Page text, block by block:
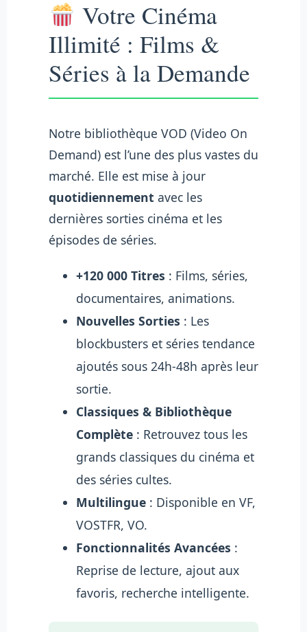
Votre Cinéma
Illimité : Films &
Séries à la Demande
Notre bibliothèque VOD (Video On
Demand) est l’une des plus vastes du
marché. Elle est mise à jour
quotidiennement avec les
dernières sorties cinéma et les
épisodes de séries.
+120 000 Titres : Films, séries,
documentaires, animations.
Nouvelles Sorties : Les
blockbusters et séries tendance
ajoutés sous 24h-48h après leur
sortie.
Classiques & Bibliothèque
Complète : Retrouvez tous les
grands classiques du cinéma et
des séries cultes.
Multilingue : Disponible en VF,
VOSTFR, VO.
Fonctionnalités Avancées :
Reprise de lecture, ajout aux
favoris, recherche intelligente.